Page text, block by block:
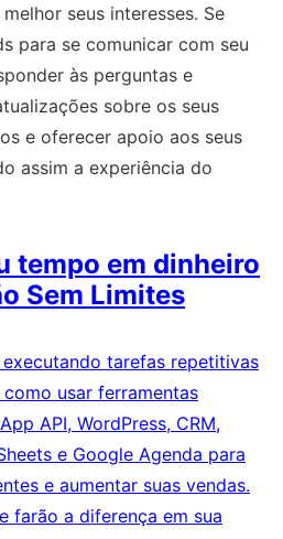
seus interesses. Se
para se comunicar com seu
às perguntas e
sobre os seus
e oferecer apoio aos seus
assim a experiência do
tempo em dinheiro
Sem Limites
tarefas repetitivas
usar ferramentas
API, WordPress, CRM,
e Google Agenda para
e aumentar suas vendas.
farão a diferença em sua